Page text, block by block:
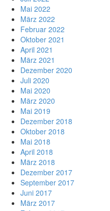
Mai 2022
März 2022
Februar 2022
Oktober 2021
April 2021
März 2021
Dezember 2020
Juli 2020
Mai 2020
März 2020
Mai 2019
Dezember 2018
Oktober 2018
Mai 2018
April 2018
März 2018
Dezember 2017
September 2017
Juni 2017
März 2017